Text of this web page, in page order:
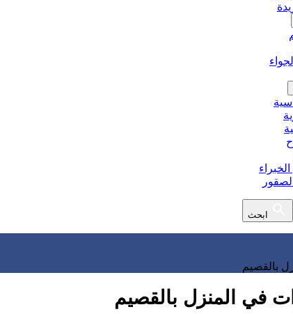
ابحث
بالقصيم
في المنزل بالقصيم